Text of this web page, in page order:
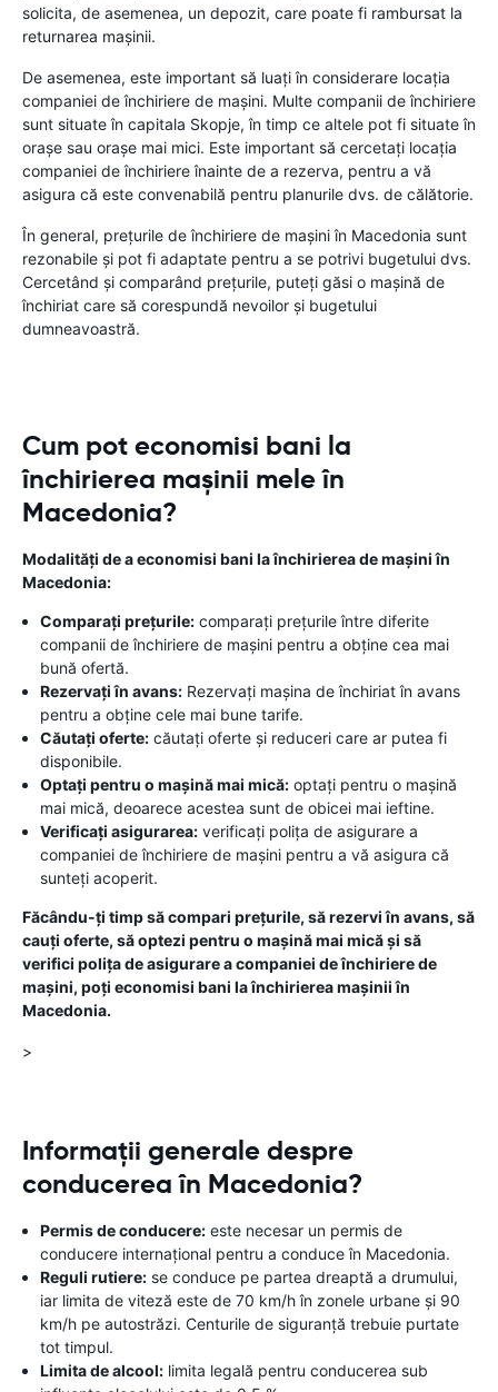
solicita, de asemenea, un depozit, care poate fi rambursat la
returnarea mașinii.
De asemenea, este important să luați în considerare locația
companiei de închiriere de mașini. Multe companii de închiriere
sunt situate în capitala Skopje, în timp ce altele pot fi situate în
orașe sau orașe mai mici. Este important să cercetați locația
companiei de închiriere înainte de a rezerva, pentru a vă
asigura că este convenabilă pentru planurile dvs. de călătorie.
În general, prețurile de închiriere de mașini în Macedonia sunt
rezonabile și pot fi adaptate pentru a se potrivi bugetului dvs.
Cercetând și comparând prețurile, puteți găsi o mașină de
închiriat care să corespundă nevoilor și bugetului
dumneavoastră.
Cum pot economisi bani la
închirierea mașinii mele în
Macedonia?
Modalități de a economisi bani la închirierea de mașini în
Macedonia:
Comparați prețurile: comparați prețurile între diferite
companii de închiriere de mașini pentru a obține cea mai
bună ofertă.
Rezervați în avans: Rezervați mașina de închiriat în avans
pentru a obține cele mai bune tarife.
Căutați oferte: căutați oferte și reduceri care ar putea fi
disponibile.
Optați pentru o mașină mai mică: optați pentru o mașină
mai mică, deoarece acestea sunt de obicei mai ieftine.
Verificați asigurarea: verificați polița de asigurare a
companiei de închiriere de mașini pentru a vă asigura că
sunteți acoperit.
Făcându-ți timp să compari prețurile, să rezervi în avans, să
cauți oferte, să optezi pentru o mașină mai mică și să
verifici polița de asigurare a companiei de închiriere de
mașini, poți economisi bani la închirierea mașinii în
Macedonia.
>
Informații generale despre
conducerea în Macedonia?
Permis de conducere: este necesar un permis de
conducere internațional pentru a conduce în Macedonia.
Reguli rutiere: se conduce pe partea dreaptă a drumului,
iar limita de viteză este de 70 km/h în zonele urbane și 90
km/h pe autostrăzi. Centurile de siguranță trebuie purtate
tot timpul.
Limita de alcool: limita legală pentru conducerea sub